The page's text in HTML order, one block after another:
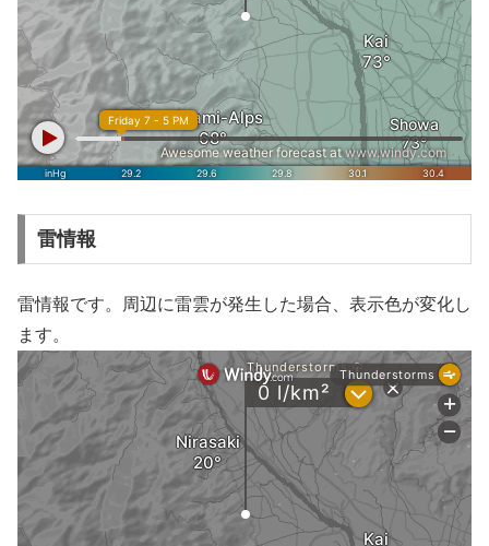
雷情報
雷情報です。周辺に雷雲が発生した場合、表示色が変化し
ます。